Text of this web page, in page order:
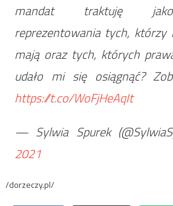
mandat traktuję
reprezentowania tych, którzy
mają oraz tych, których
udało mi się osiągnąć?
https://t.co/WoFjHeAqIt
— Sylwia Spurek
2021
/dorzeczy.pl/